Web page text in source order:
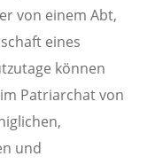
von einem Abt,
eines
können
Patriarchat von
und